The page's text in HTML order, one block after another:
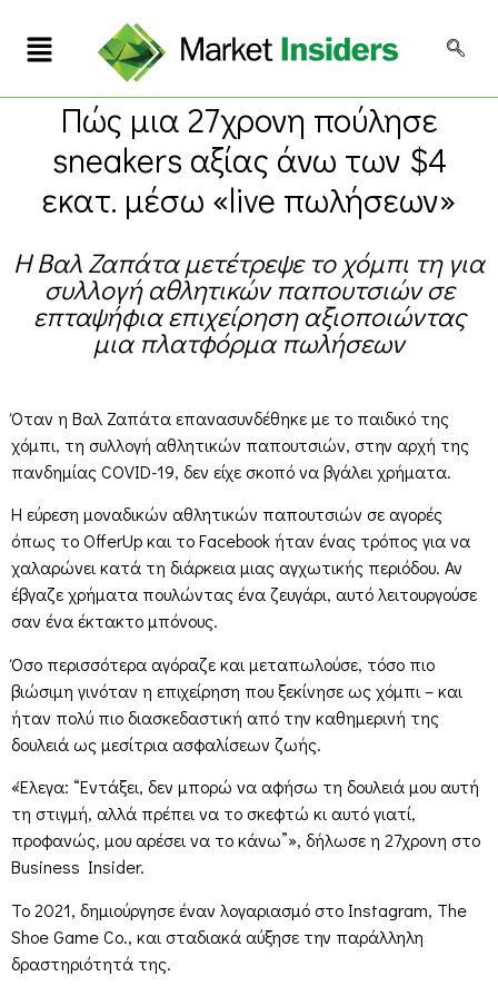
Πώς μια 27χρονη πούλησε
sneakers αξίας άνω των $4
εκατ. μέσω «live πωλήσεων»
Η Βαλ Ζαπάτα μετέτρεψε το χόμπι τη για
συλλογή αθλητικών παπουτσιών σε
επταψήφια επιχείρηση αξιοποιώντας
μια πλατφόρμα πωλήσεων
Όταν η Βαλ Ζαπάτα επανασυνδέθηκε με το παιδικό της
χόμπι, τη συλλογή αθλητικών παπουτσιών, στην αρχή της
πανδημίας COVID-19, δεν είχε σκοπό να βγάλει χρήματα.
Η εύρεση μοναδικών αθλητικών παπουτσιών σε αγορές
όπως το OfferUp και το Facebook ήταν ένας τρόπος για να
χαλαρώνει κατά τη διάρκεια μιας αγχωτικής περιόδου. Αν
έβγαζε χρήματα πουλώντας ένα ζευγάρι, αυτό λειτουργούσε
σαν ένα έκτακτο μπόνους.
Όσο περισσότερα αγόραζε και μεταπωλούσε, τόσο πιο
βιώσιμη γινόταν η επιχείρηση που ξεκίνησε ως χόμπι – και
ήταν πολύ πιο διασκεδαστική από την καθημερινή της
δουλειά ως μεσίτρια ασφαλίσεων ζωής.
«Έλεγα: “Εντάξει, δεν μπορώ να αφήσω τη δουλειά μου αυτή
τη στιγμή, αλλά πρέπει να το σκεφτώ κι αυτό γιατί,
προφανώς, μου αρέσει να το κάνω”», δήλωσε η 27χρονη στο
Business Insider.
Το 2021, δημιούργησε έναν λογαριασμό στο Instagram, The
Shoe Game Co., και σταδιακά αύξησε την παράλληλη
δραστηριότητά της.